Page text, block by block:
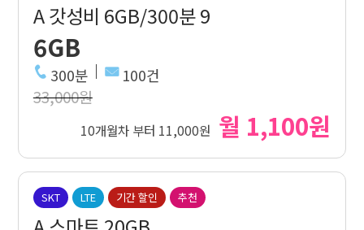
A 갓성비 6GB/300분 9
6GB
300분 100건
33,000원
10개월차 부터 11,000원 월 1,100원
SKT LTE 기간 할인 추천